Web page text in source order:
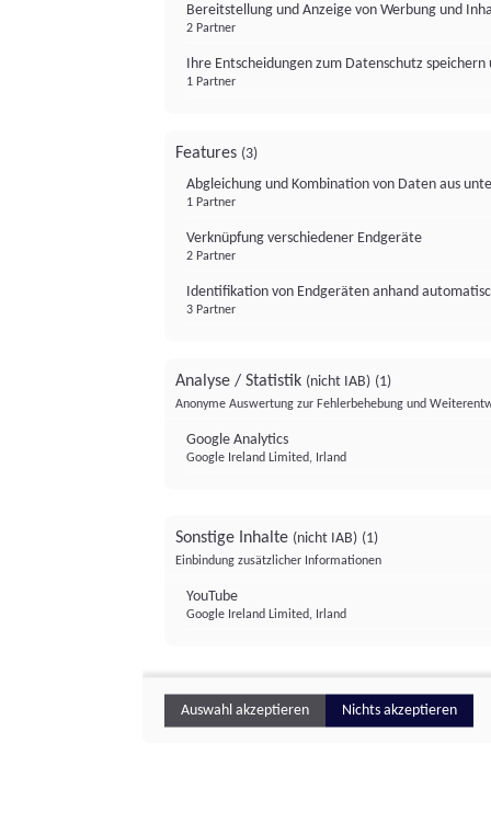
Bereitstellung und Anzeige von Werbung und
2 Partner
Ihre Entscheidungen zum Datenschutz
1 Partner
Features (3)
Abgleichung und Kombination von Daten aus
1 Partner
Verknüpfung verschiedener Endgeräte
2 Partner
Identifikation von Endgeräten anhand
3 Partner
Analyse / Statistik (nicht IAB) (1)
Anonyme Auswertung zur Fehlerbehebung und
Google Analytics
Google Ireland Limited, Irland
Sonstige Inhalte (nicht IAB) (1)
Einbindung zusätzlicher Informationen
YouTube
Google Ireland Limited, Irland
Auswahl akzeptieren Nichts akzeptieren